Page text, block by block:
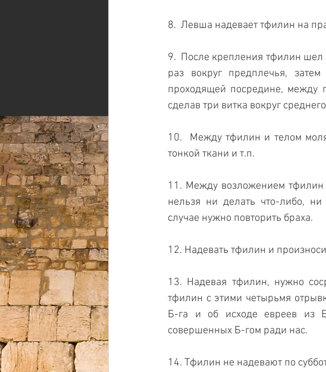
8.  Левша надевает тфилин на
9.  После крепления тфилин шел
раз вокруг предплечья,
проходящей посредине, между
сделав три витка вокруг
10.  Между тфилин и телом
тонкой ткани и т.п.
11. Между возложением тфилин
нельзя ни делать что-либо,
случае нужно повторить браха.
12. Надевать тфилин и
13. Надевая тфилин, нужно
тфилин с этими четырьмя
Б-га и об исходе евреев из
совершенных Б-гом ради нас.
14. Тфилин не надевают по